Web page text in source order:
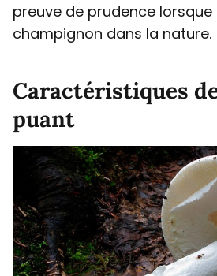
preuve de prudence
champignon dans la nature.
Caractéristiques
puant